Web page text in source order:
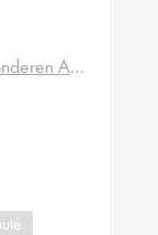
und -haar